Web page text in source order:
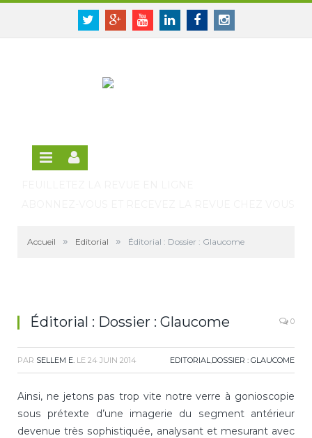
Panneau de gestion des cookies
TwitterGoogle+YoutubeLinkedinFacebookInstagram
SE CONNECTER
Accueil » Editorial » Éditorial : Dossier : Glaucome
Éditorial : Dossier : Glaucome 0
PAR SELLEM E. LE 24 JUIN 2014 EDITORIAL,DOSSIER : GLAUCOME
Ainsi, ne jetons pas trop vite notre verre à gonioscopie
sous prétexte d’une imagerie du segment antérieur
devenue très sophistiquée, analysant et mesurant avec